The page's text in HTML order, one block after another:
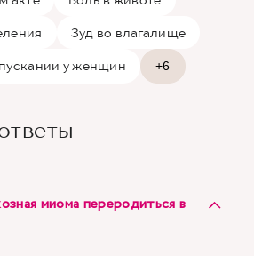
Зуд во влагалище
у женщин +6
миома переродиться в